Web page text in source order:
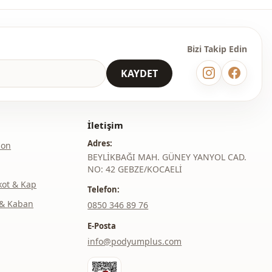
KAYDET
Bizi Takip Edin
& Kap
Kaban
İletişim
Adres:
BEYLİKBAĞI MAH. GÜNEY YANYOL CAD.
NO: 42 GEBZE/KOCAELİ
Telefon:
‎0850 346 89 76
E-Posta
info@podyumplus.com